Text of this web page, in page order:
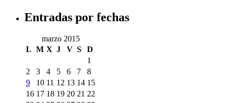
Entradas por fechas
marzo 2015
L M X J V S
D
1
2
3 4 5 6 7
8
9
10 11 12 13 14 15
16 17 18 19 20 21 22